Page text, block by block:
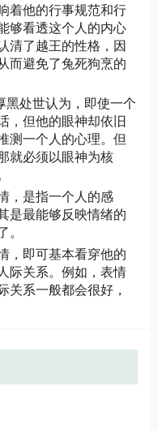
着他的行事规范和行
够看透这个人的内心
清了越王的性格，因
而避免了兔死狗烹的
黑处世认为，即使一个
，但他的眼神却依旧
测一个人的心理。但
就必须以眼神为核
，是指一个人的感
是最能够反映情绪的
，即可基本看穿他的
际关系。例如，表情
关系一般都会很好，